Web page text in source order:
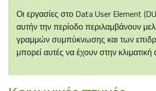
Οι εργασίες στο Data User Element
αυτήν την περίοδο περιλαμβάνουν
γραμμών συμπύκνωσης και των
μπορεί αυτές να έχουν στην κλιματική